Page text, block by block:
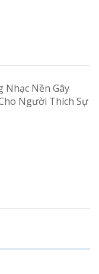
Nhạc Nền Gây
Người Thích Sự